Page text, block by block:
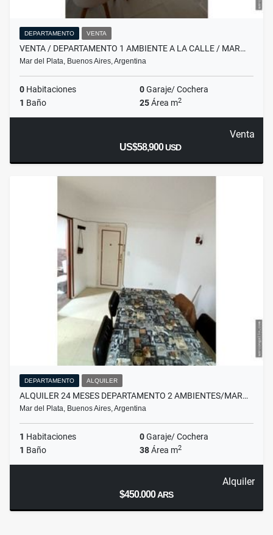
DEPARTAMENTO VENTA
VENTA / DEPARTAMENTO 1 AMBIENTE A LA CALLE / MAR…
Mar del Plata, Buenos Aires, Argentina
0 Habitaciones 0Garaje/ Cochera
1 Baño 25Área m2
Venta
US$58,900USD
DEPARTAMENTO ALQUILER
ALQUILER 24 MESES DEPARTAMENTO 2 AMBIENTES/MAR…
Mar del Plata, Buenos Aires, Argentina
1 Habitaciones 0Garaje/ Cochera
1 Baño 38Área m2
Alquiler
$450.000ARS